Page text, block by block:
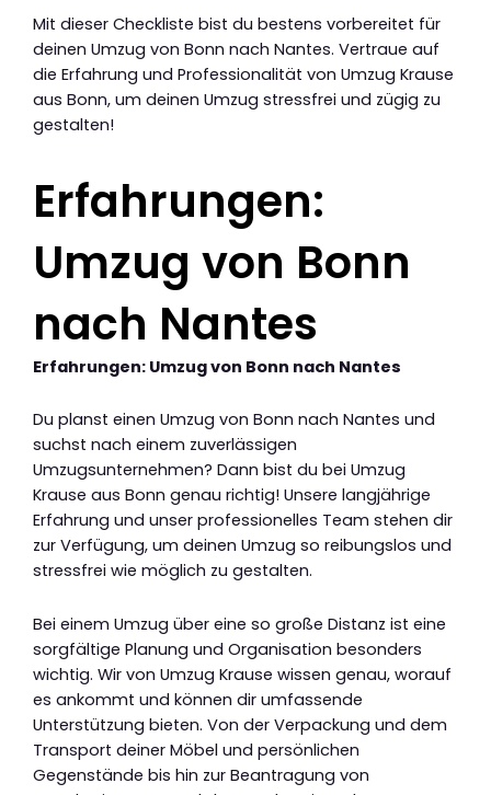
Mit dieser Checkliste bist du bestens vorbereitet für
deinen Umzug von Bonn nach Nantes. Vertraue auf
die Erfahrung und Professionalität von Umzug Krause
aus Bonn, um deinen Umzug stressfrei und zügig zu
gestalten!
Erfahrungen:
Umzug von Bonn
nach Nantes
Erfahrungen: Umzug von Bonn nach Nantes
Du planst einen Umzug von Bonn nach Nantes und
suchst nach einem zuverlässigen
Umzugsunternehmen? Dann bist du bei Umzug
Krause aus Bonn genau richtig! Unsere langjährige
Erfahrung und unser professionelles Team stehen dir
zur Verfügung, um deinen Umzug so reibungslos und
stressfrei wie möglich zu gestalten.
Bei einem Umzug über eine so große Distanz ist eine
sorgfältige Planung und Organisation besonders
wichtig. Wir von Umzug Krause wissen genau, worauf
es ankommt und können dir umfassende
Unterstützung bieten. Von der Verpackung und dem
Transport deiner Möbel und persönlichen
Gegenstände bis hin zur Beantragung von